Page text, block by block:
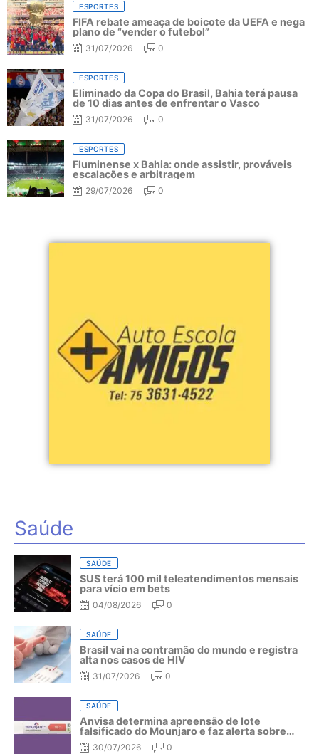
ESPORTES
FIFA rebate ameaça de boicote da UEFA e nega
plano de “vender o futebol”
31/07/2026 0
ESPORTES
Eliminado da Copa do Brasil, Bahia terá pausa
de 10 dias antes de enfrentar o Vasco
31/07/2026 0
ESPORTES
Fluminense x Bahia: onde assistir, prováveis
escalações e arbitragem
29/07/2026 0
Saúde
SAÚDE
SUS terá 100 mil teleatendimentos mensais
para vício em bets
04/08/2026 0
SAÚDE
Brasil vai na contramão do mundo e registra
alta nos casos de HIV
31/07/2026 0
SAÚDE
Anvisa determina apreensão de lote
falsificado do Mounjaro e faz alerta sobre
riscos do medicamento
30/07/2026 0